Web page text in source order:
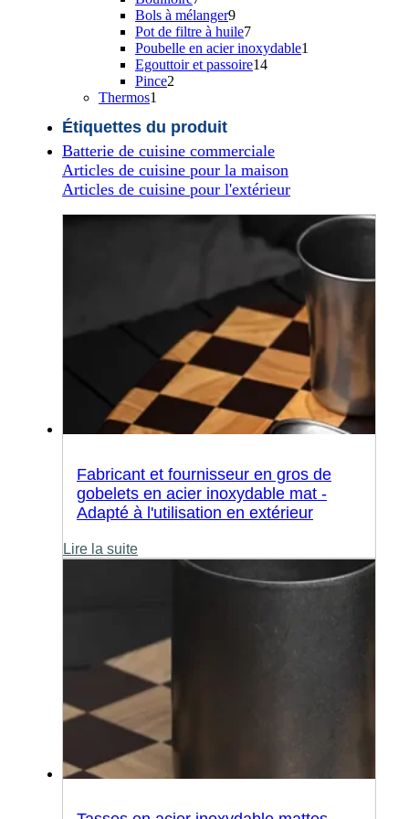
produits
Bols à mélanger99
produits
Pot de filtre à huile77
produits
Poubelle en acier inoxydable1
Egouttoir et passoire1414
Pince2
Thermos1
Étiquettes du produit
Batterie de cuisine commerciale
Articles de cuisine pour la maison
Articles de cuisine pour l'extérieur
Fabricant et fournisseur en gros de
gobelets en acier inoxydable mat -
Adapté à l'utilisation en extérieur
Lire la suite